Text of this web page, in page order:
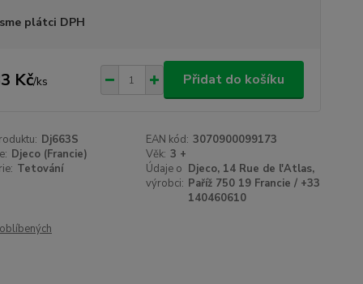
plátci DPH
Kč/ks Přidat do košíku
Dj663S EAN kód: 3070900099173
Djeco (Francie) Věk: 3 +
Tetování
Údaje o
výrobci:
Djeco, 14 Rue de l'Atlas,
Paříž 750 19 Francie / +33
140460610